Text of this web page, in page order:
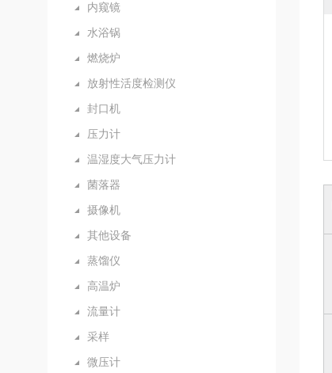
内窥镜
水浴锅
燃烧炉
放射性活度检测仪
封口机
压力计
温湿度大气压力计
菌落器
摄像机
其他设备
蒸馏仪
高温炉
流量计
采样
微压计